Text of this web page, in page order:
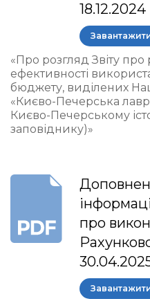
«Про розгляд Звіту про
ефективності
бюджету, виділених
«Києво-Печерська
Києво-Печерському
заповіднику)»
про